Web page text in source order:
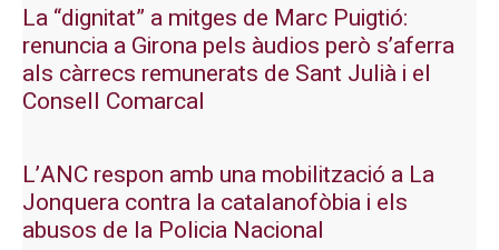
La “dignitat” a mitges de Marc Puigtió:
renuncia a Girona pels àudios però s’aferra
als càrrecs remunerats de Sant Julià i el
Consell Comarcal
L’ANC respon amb una mobilització a La
Jonquera contra la catalanofòbia i els
abusos de la Policia Nacional